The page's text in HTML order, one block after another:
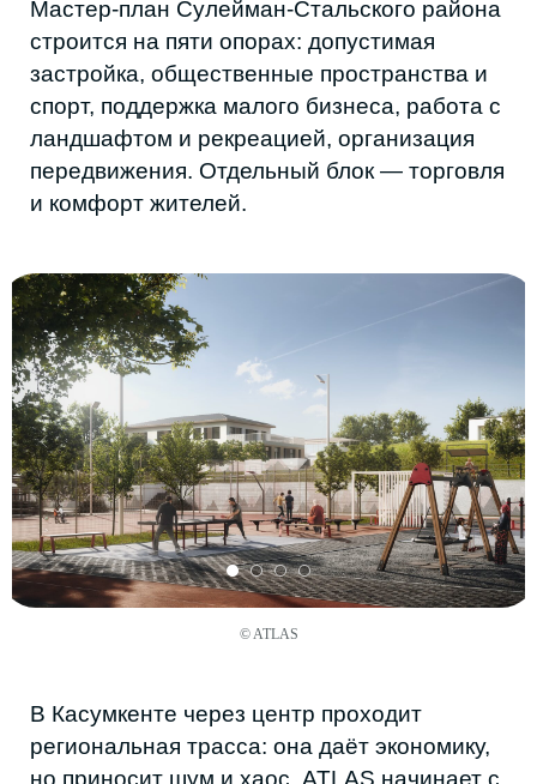
© ATLAS
В Касумкенте через центр проходит
региональная трасса: она даёт экономику,
но приносит шум и хаос. ATLAS начинает с
наблюдений: как идёт вода после дождя,
как движутся машины, где люди
Команда разговаривает не только со
старшими, но и с подростками, которые
лучше всех знают, где должна появиться
площадка — именно они формируют
ежедневные маршруты.
Так возле школы появляется культурный
центр: место для встреч и событий. Часть
работ жители берут на себя — ухаживают
за зеленью, собирают амфитеатр с
лезгинскими узорами. Пространство
становится ближе, когда в нём есть след
самих людей.
В «Кара-Койсу» GODEKAN не спорит с
ландшафтом — гостиница встроена в
скалу. Дерево, крупноколотый камень и